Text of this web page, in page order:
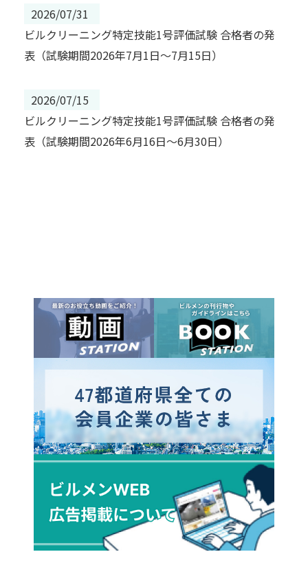
2026/07/31
ビルクリーニング特定技能1号評価試験 合格者の発
表（試験期間2026年7月1日～7月15日）
2026/07/15
ビルクリーニング特定技能1号評価試験 合格者の発
表（試験期間2026年6月16日～6月30日）